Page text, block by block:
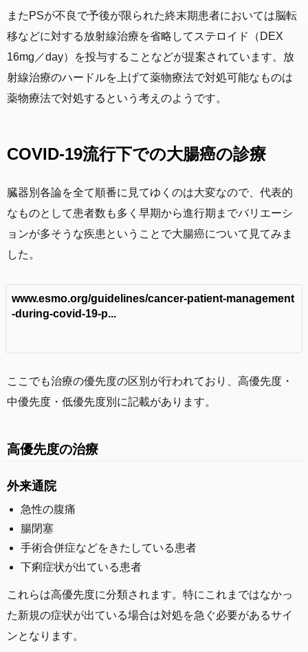
またPSが不良で予後が限られた終末期患者においては脳転
移などに対する放射線治療を省略してステロイド（DEX
16mg／day）を投与することなどが提案されています。放
射線治療のハードルを上げて薬物療法で対処可能なものは
薬物療法で対処するという考えのようです。
COVID-19流行下での大腸癌の診療
臓器別各論を全て順番に見てゆくのは大変なので、代表的
なものとして患者数も多く早期から進行期までバリエーシ
ョンが多そうな疾患ということで大腸癌について見てみま
した。
www.esmo.org/guidelines/cancer-patient-management
-during-covid-19-p...
ここでも治療の優先度の区別が行われており、高優先度・
中優先度・低優先度別に記載があります。
高優先度の治療
外来通院
急性の腹痛
腸閉塞
手術合併症などをきたしている患者
下痢症状が出ている患者
これらは高優先度に分類されます。特にこれまではなかっ
た新規の症状が出ている場合は対処を急ぐ必要があるサイ
ンとなります。